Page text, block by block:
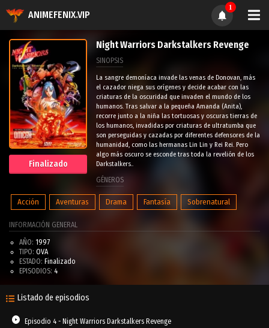
ANIMEFENIX.VIP
1
Finalizado
Night Warriors Darkstalkers Revenge
SINOPSIS
La sangre demoníaca invade las venas de Donovan, más
el cazador niega sus orígenes y decide acabar con las
criaturas de la oscuridad que invaden el mundo de los
humanos. Tras salvar a la pequeña Amanda (Anita),
recorre junto a la niña las tortuosas y oscuras tierras de
los humanos, invadidas por criaturas de ultratumba que
son perseguidas y cazadas por diferentes defensores de la
humanidad, como las hermanas Lin Lin y Rei Rei. Pero
algo más oscuro se esconde tras toda la revelión de los
Darkstalkers..
GÉNEROS
Acción Aventuras Drama Fantasía Sobrenatural
INFORMACIÓN GENERAL
AÑO: 1997
TIPO: OVA
ESTADO: Finalizado
EPISODIOS: 4
Listado de episodios
Episodio 4 - Night Warriors Darkstalkers Revenge